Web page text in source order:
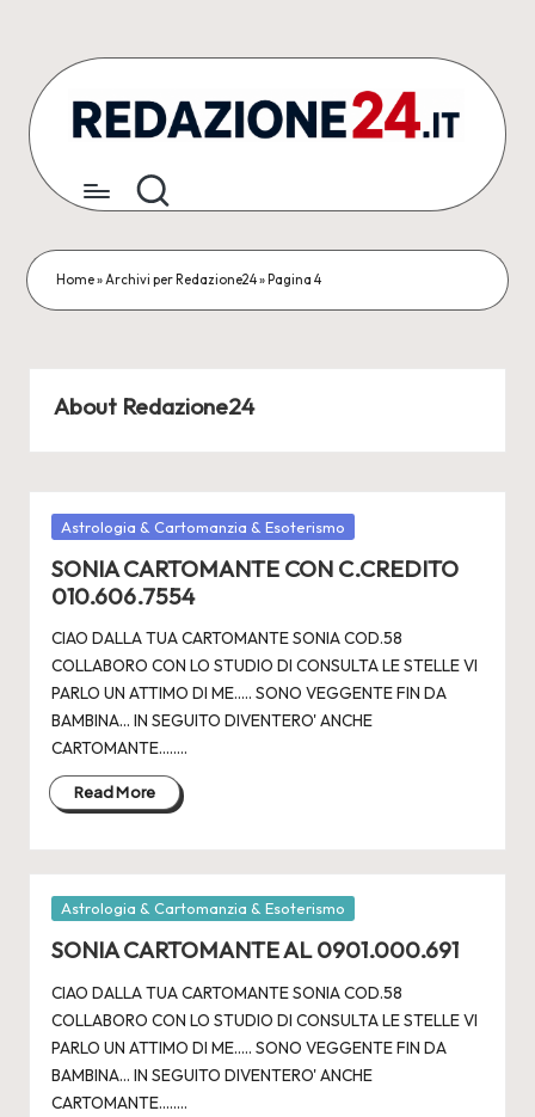
content
e
d
a
i
o
n
e
2
4
Redazionali
&
Stampa
Home»Archivi per Redazione24» Pagina 4
About Redazione24
Posted
Astrologia & Cartomanzia & Esoterismo
SONIA CARTOMANTE CON C.CREDITO
010.606.7554
CIAO DALLA TUA CARTOMANTE SONIA COD.58
COLLABORO CON LO STUDIO DI CONSULTA LE STELLE VI
PARLO UN ATTIMO DI ME..... SONO VEGGENTE FIN DA
BAMBINA... IN SEGUITO DIVENTERO' ANCHE
CARTOMANTE.....…
Read More
Posted
Astrologia & Cartomanzia & Esoterismo
SONIA CARTOMANTE AL 0901.000.691
CIAO DALLA TUA CARTOMANTE SONIA COD.58
COLLABORO CON LO STUDIO DI CONSULTA LE STELLE VI
PARLO UN ATTIMO DI ME..... SONO VEGGENTE FIN DA
BAMBINA... IN SEGUITO DIVENTERO' ANCHE
CARTOMANTE.....…